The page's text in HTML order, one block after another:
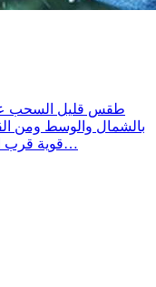
طقس قليل السحب
بالشمال والوسط ومن
قوية قرب السواحل وبالجنوب مع دواوير رملية محلية…